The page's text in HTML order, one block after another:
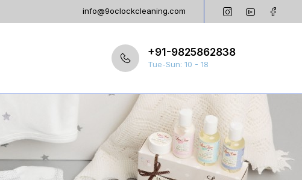
info@9oclockcleaning.com
+91-9825862838
Tue-Sun: 10 - 18